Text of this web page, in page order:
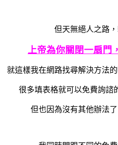
但天無絕人之路
上帝為你關閉一扇門
就這樣我在網路找尋解決方法
很多填表格就可以免費詢諮
但也因為沒有其他辦法